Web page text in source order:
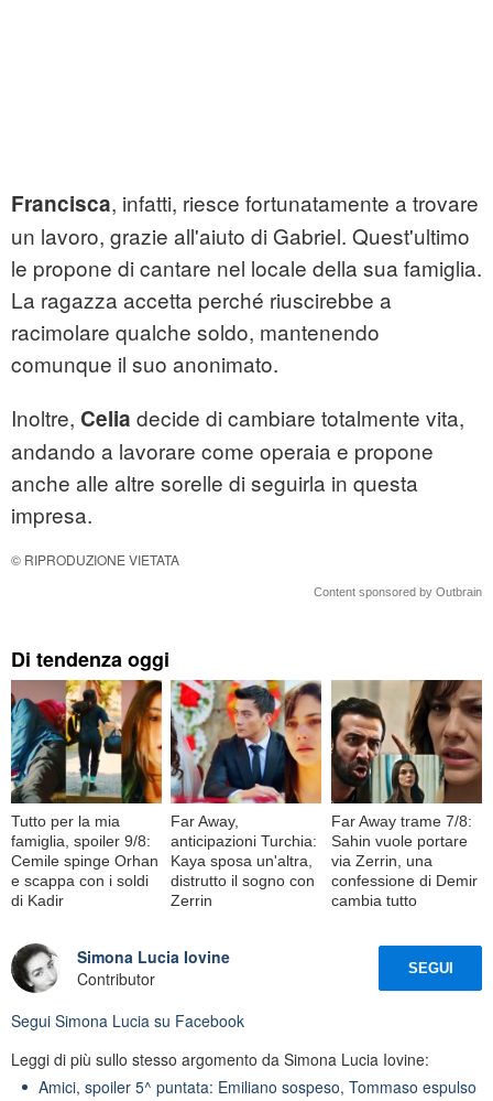
Francisca, infatti, riesce fortunatamente a trovare
un lavoro, grazie all'aiuto di Gabriel. Quest'ultimo
le propone di cantare nel locale della sua famiglia.
La ragazza accetta perché riuscirebbe a
racimolare qualche soldo, mantenendo
comunque il suo anonimato.
Inoltre, Celia decide di cambiare totalmente vita,
andando a lavorare come operaia e propone
anche alle altre sorelle di seguirla in questa
impresa.
© RIPRODUZIONE VIETATA
Content sponsored by Outbrain
Di tendenza oggi
Tutto per la mia
famiglia, spoiler 9/8:
Cemile spinge Orhan
e scappa con i soldi
di Kadir
Far Away,
anticipazioni Turchia:
Kaya sposa un'altra,
distrutto il sogno con
Zerrin
Far Away trame 7/8:
Sahin vuole portare
via Zerrin, una
confessione di Demir
cambia tutto
Simona Lucia Iovine
Contributor
SEGUI
Segui Simona Lucia su Facebook
Leggi di più sullo stesso argomento da Simona Lucia Iovine:
Amici, spoiler 5^ puntata: Emiliano sospeso, Tommaso espulso